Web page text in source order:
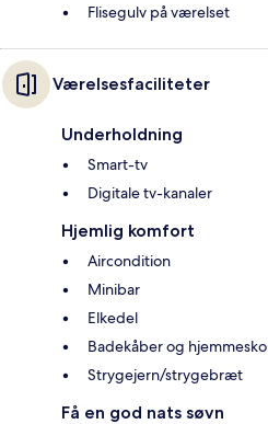
Flisegulv på værelset
Værelsesfaciliteter
Underholdning
Smart-tv
Digitale tv-kanaler
Hjemlig komfort
Aircondition
Minibar
Elkedel
Badekåber og hjemmesko
Strygejern/strygebræt
Få en god nats søvn